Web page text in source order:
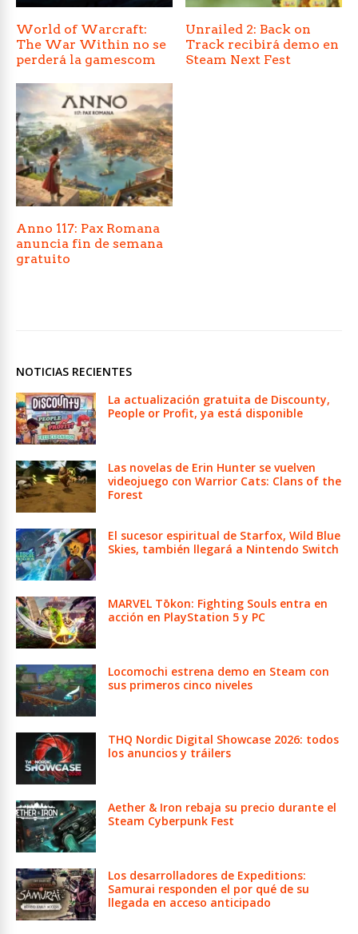
World of Warcraft:
The War Within no se
perderá la gamescom
Unrailed 2: Back on
Track recibirá demo en
Steam Next Fest
Anno 117: Pax Romana
anuncia fin de semana
gratuito
NOTICIAS RECIENTES
La actualización gratuita de Discounty,
People or Profit, ya está disponible
Las novelas de Erin Hunter se vuelven
videojuego con Warrior Cats: Clans of the
Forest
El sucesor espiritual de Starfox, Wild Blue
Skies, también llegará a Nintendo Switch
MARVEL Tōkon: Fighting Souls entra en
acción en PlayStation 5 y PC
Locomochi estrena demo en Steam con
sus primeros cinco niveles
THQ Nordic Digital Showcase 2026: todos
los anuncios y tráilers
Aether & Iron rebaja su precio durante el
Steam Cyberpunk Fest
Los desarrolladores de Expeditions:
Samurai responden el por qué de su
llegada en acceso anticipado